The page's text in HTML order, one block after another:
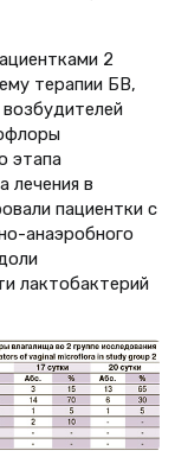
2
терапии БВ,
возбудителей
этапа
лечения в
пациентки с
анаэробного
лактобактерий